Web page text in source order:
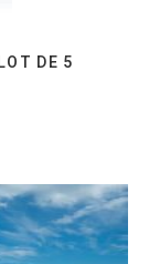
DE 5